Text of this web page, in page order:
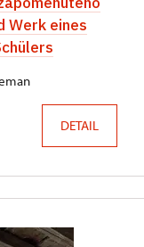
Werk eines
DETAIL